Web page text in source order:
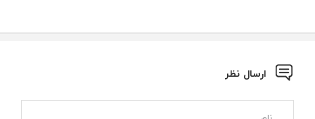
ارسال نظر